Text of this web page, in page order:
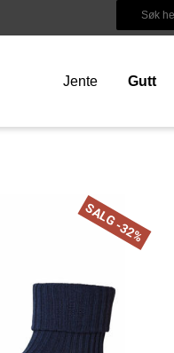
Jente Gutt
SALG -32%